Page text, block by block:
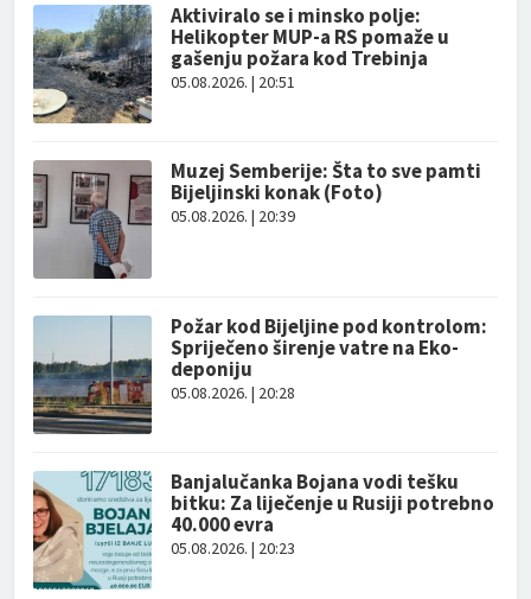
Aktiviralo se i minsko polje:
Helikopter MUP-a RS pomaže u
gašenju požara kod Trebinja
05.08.2026. | 20:51
Muzej Semberije: Šta to sve pamti
Bijeljinski konak (Foto)
05.08.2026. | 20:39
Požar kod Bijeljine pod kontrolom:
Spriječeno širenje vatre na Eko-
deponiju
05.08.2026. | 20:28
Banjalučanka Bojana vodi tešku
bitku: Za liječenje u Rusiji potrebno
40.000 evra
05.08.2026. | 20:23